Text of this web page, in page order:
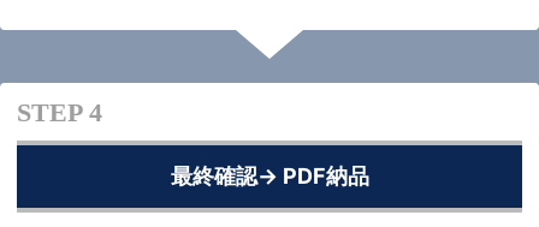
STEP 4
最終確認→ PDF納品